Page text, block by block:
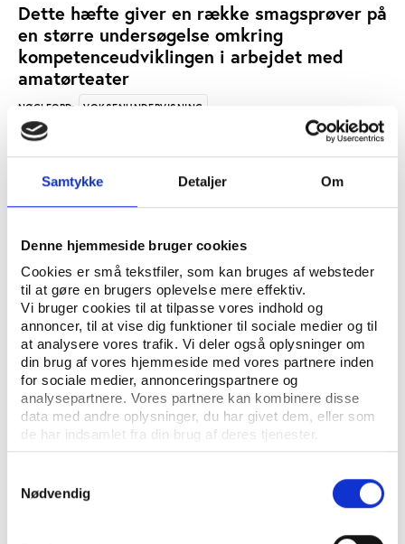
Samtykke Detaljer Om
Denne hjemmeside bruger cookies
Cookies er små tekstfiler, som kan bruges af websteder
til at gøre en brugers oplevelse mere effektiv.
Vi bruger cookies til at tilpasse vores indhold og
annoncer, til at vise dig funktioner til sociale medier og til
at analysere vores trafik. Vi deler også oplysninger om
din brug af vores hjemmeside med vores partnere inden
for sociale medier, annonceringspartnere og
analysepartnere. Vores partnere kan kombinere disse
data med andre oplysninger, du har givet dem, eller som
de har indsamlet fra din brug af deres tjenester.
Nødvendig
Dette hæfte giver en række smagsprøver på
en større undersøgelse omkring
kompetenceudviklingen i arbejdet med
amatørteater
NØGLEORD: VOKSENUNDERVISNING
IDÉBESTEMT BØRNE- OG UNGDOMSARBEJDE
ÅBN RAPPORT
Hæftet giver en række smagsprøver på
undersøgelsen incl. uddrag af konklusionerne fra
undersøgelsen. Den endelige rapport kan findes under
navnet "En rapport om kompetenceudviklinger på
amatørteaterscenerne".